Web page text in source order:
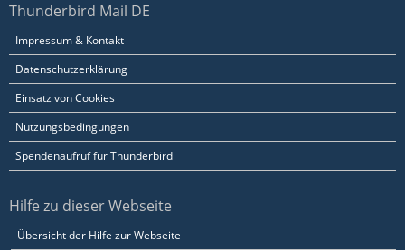
Thunderbird Mail DE
Impressum & Kontakt
Datenschutzerklärung
Einsatz von Cookies
Nutzungsbedingungen
Spendenaufruf für Thunderbird
Hilfe zu dieser Webseite
Übersicht der Hilfe zur Webseite